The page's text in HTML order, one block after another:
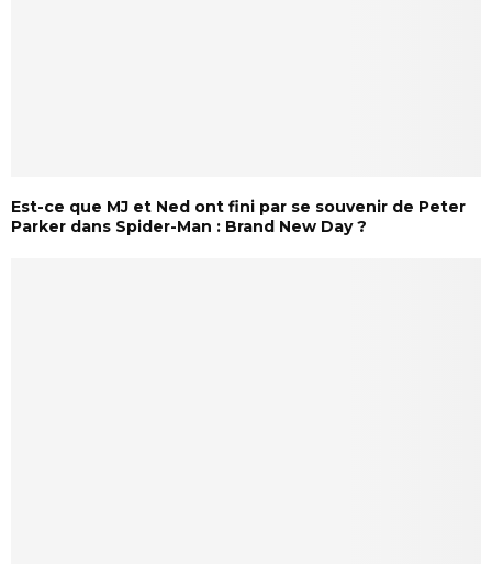
Est-ce que MJ et Ned ont fini par se souvenir de Peter
Parker dans Spider-Man : Brand New Day ?